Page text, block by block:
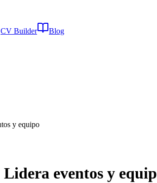
CV Builder Blog
y equipo
eventos y